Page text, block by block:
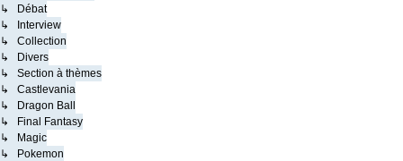
↳ Débat
↳ Interview
↳ Collection
↳ Divers
↳ Section à thèmes
↳ Castlevania
↳ Dragon Ball
↳ Final Fantasy
↳ Magic
↳ Pokemon